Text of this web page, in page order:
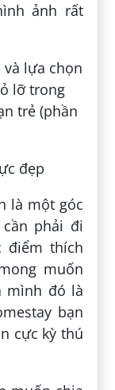
ảnh rất
đẹp
là một góc
phải đi
điểm thích
muốn
mình đó là
bạn
cực kỳ thú